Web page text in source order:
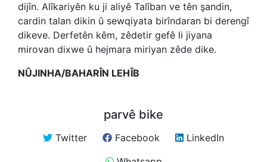
dijîn. Alîkariyên ku ji aliyê Talîban ve tên şandin,
cardin talan dikin û sewqiyata birîndaran bi derengî
dikeve. Derfetên kêm, zêdetir gefê li jiyana
mirovan dixwe û hejmara miriyan zêde dike.
NÛJINHA/BAHARÎN LEHÎB
parvê bike
Twitter Facebook
LinkedIn